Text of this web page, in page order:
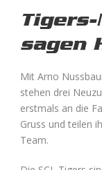
Tigers-
sagen
Mit Arno
stehen drei
erstmals an die
Gruss und teilen
Team.